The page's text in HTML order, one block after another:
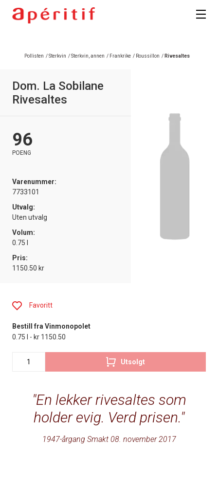
Pollisten /Sterkvin /Sterkvin, annen / Frankrike / Roussillon / Rivesaltes
Dom. La Sobilane
Rivesaltes
96
POENG
Varenummer:
7733101
Utvalg:
Uten utvalg
Volum:
0.75 l
Pris:
1150.50 kr
En lekker rivesaltes som
holder evig. Verd prisen.
1947-årgang Smakt 08. november 2017
Favoritt
Bestill fra Vinmonopolet
0.75 l - kr 1150.50
Utsolgt